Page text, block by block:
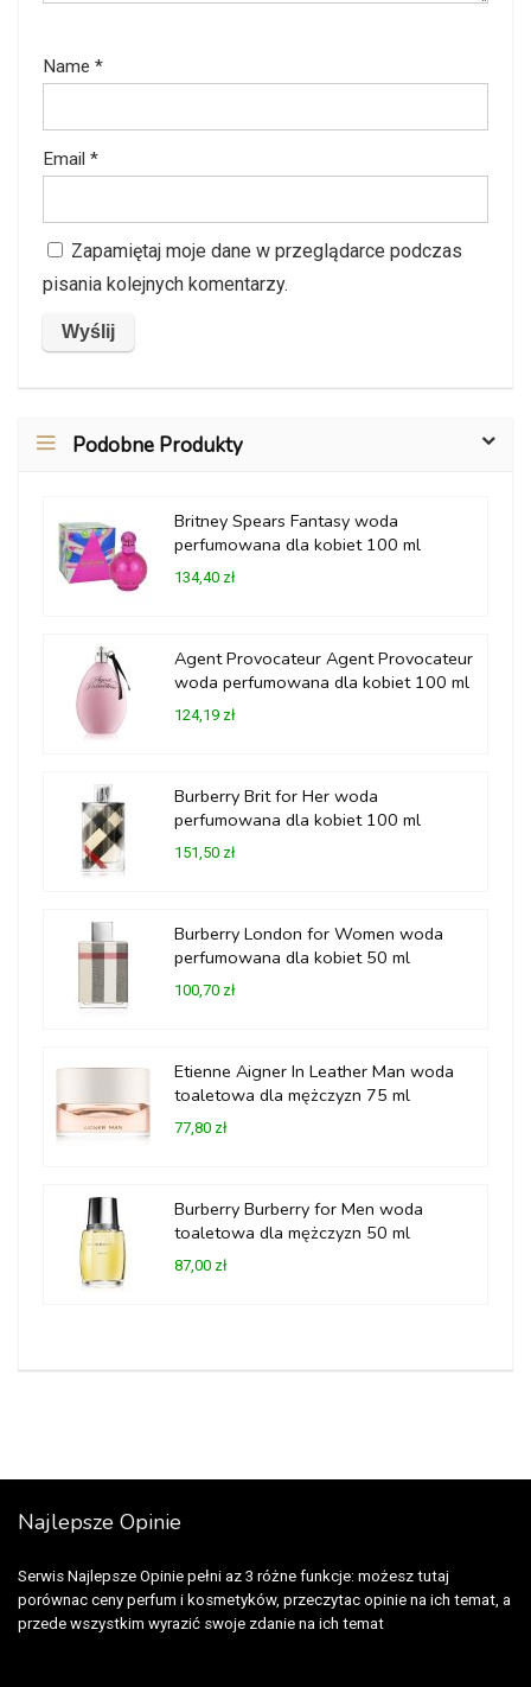
Name *
Email *
Zapamiętaj moje dane w przeglądarce podczas
pisania kolejnych komentarzy.
Podobne Produkty
Britney Spears Fantasy woda
perfumowana dla kobiet 100 ml
134,40 zł
Agent Provocateur Agent Provocateur
woda perfumowana dla kobiet 100 ml
124,19 zł
Burberry Brit for Her woda
perfumowana dla kobiet 100 ml
151,50 zł
Burberry London for Women woda
perfumowana dla kobiet 50 ml
100,70 zł
Etienne Aigner In Leather Man woda
toaletowa dla mężczyzn 75 ml
77,80 zł
Burberry Burberry for Men woda
toaletowa dla mężczyzn 50 ml
87,00 zł
Najlepsze Opinie
Serwis Najlepsze Opinie pełni az 3 różne funkcje: możesz tutaj
porównac ceny perfum i kosmetyków, przeczytac opinie na ich temat, a
przede wszystkim wyrazić swoje zdanie na ich temat